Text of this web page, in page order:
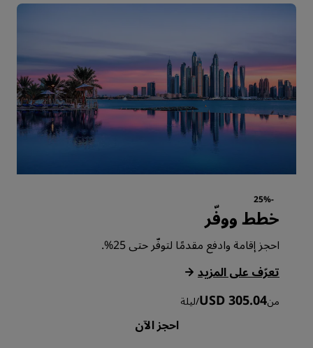
-25%
خطط ووفّر
احجز إقامة وادفع مقدمًا لتوفّر حتى 25%.
‏‫تعرّف على المزيد‬
منUSD 305.04
/ليلة
احجز الآن